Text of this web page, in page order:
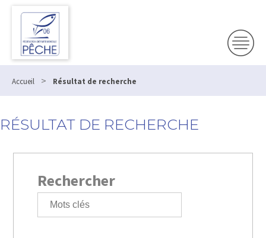
Accueil > Résultat de recherche
RÉSULTAT DE RECHERCHE
Rechercher